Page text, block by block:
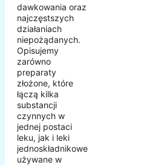
dawkowania oraz
najczęstszych
działaniach
niepożądanych.
Opisujemy
zarówno
preparaty
złożone, które
łączą kilka
substancji
czynnych w
jednej postaci
leku, jak i leki
jednoskładnikowe
używane w